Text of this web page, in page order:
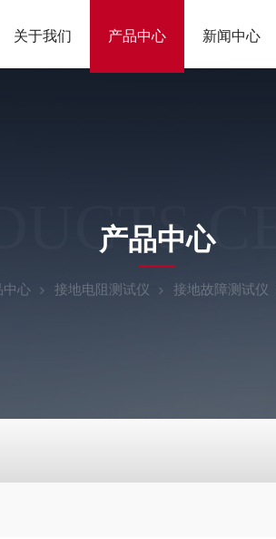
关于我们 产品中心 新闻中心
产品中心
中心 接地电阻测试仪 接地故障测试仪